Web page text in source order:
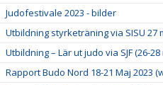
Judofestivale 2023 - bilder
Utbildning styrketräning via SISU 27
Utbildning – Lär ut judo via SJF (26-28
Rapport Budo Nord 18-21 Maj 2023